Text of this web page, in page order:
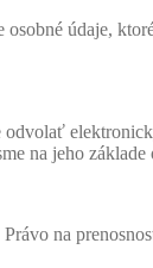
údaje,
na jeho základe
na